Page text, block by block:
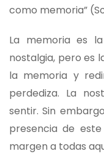
como memoria”
La memoria es
nostalgia, pero es
la memoria y
perdediza. La
sentir. Sin
presencia de
margen a todas